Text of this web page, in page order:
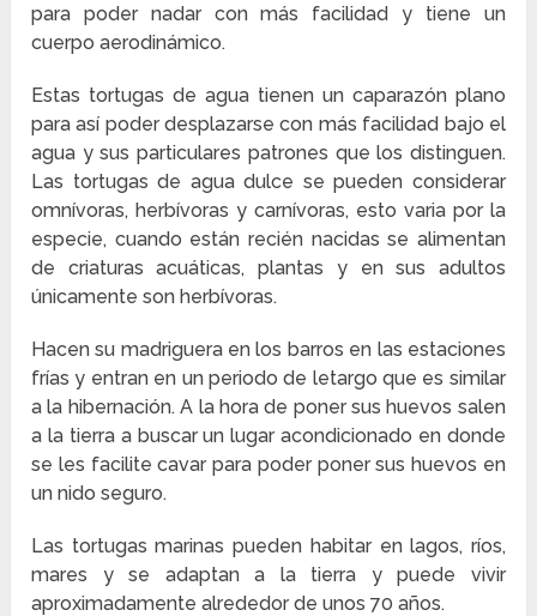
para poder nadar con más facilidad y tiene un
cuerpo aerodinámico.
Estas tortugas de agua tienen un caparazón plano
para así poder desplazarse con más facilidad bajo el
agua y sus particulares patrones que los distinguen.
Las tortugas de agua dulce se pueden considerar
omnívoras, herbívoras y carnívoras, esto varia por la
especie, cuando están recién nacidas se alimentan
de criaturas acuáticas, plantas y en sus adultos
únicamente son herbívoras.
Hacen su madriguera en los barros en las estaciones
frías y entran en un periodo de letargo que es similar
a la hibernación. A la hora de poner sus huevos salen
a la tierra a buscar un lugar acondicionado en donde
se les facilite cavar para poder poner sus huevos en
un nido seguro.
Las tortugas marinas pueden habitar en lagos, ríos,
mares y se adaptan a la tierra y puede vivir
aproximadamente alrededor de unos 70 años.